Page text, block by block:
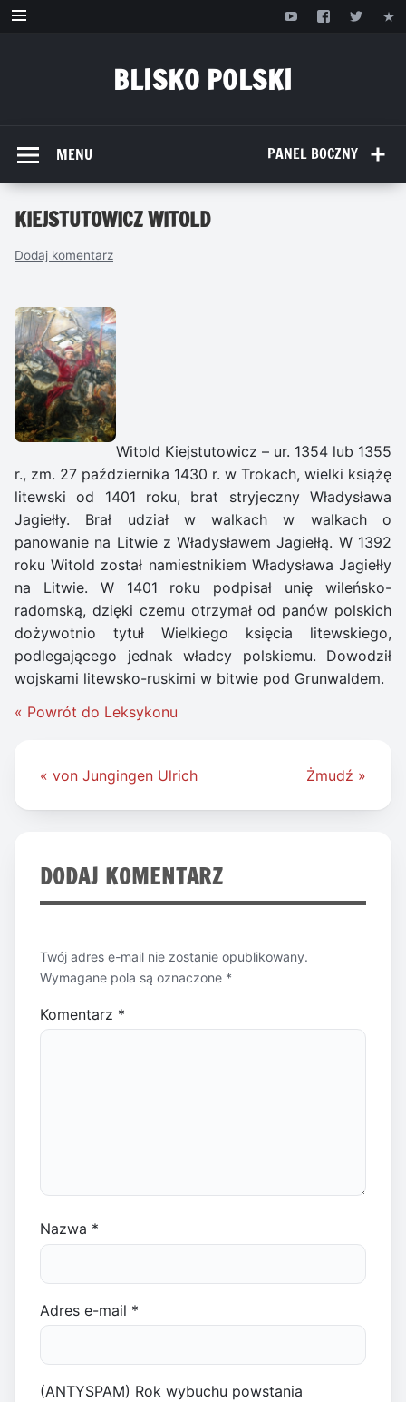
Przejdź
BLISKO POLSKI
PANEL BOCZNY
MENU
KIEJSTUTOWICZ WITOLD
Dodaj komentarz
Witold Kiejstutowicz – ur. 1354 lub 1355
r., zm. 27 października 1430 r. w Trokach, wielki książę
litewski od 1401 roku, brat stryjeczny Władysława
Jagiełły. Brał udział w walkach w walkach o
panowanie na Litwie z Władysławem Jagiełłą. W 1392
roku Witold został namiestnikiem Władysława Jagiełły
na Litwie. W 1401 roku podpisał unię wileńsko-
radomską, dzięki czemu otrzymał od panów polskich
dożywotnio tytuł Wielkiego księcia litewskiego,
podlegającego jednak władcy polskiemu. Dowodził
wojskami litewsko-ruskimi w bitwie pod Grunwaldem.
« Powrót do Leksykonu
Nawigacja
« von Jungingen Ulrich Żmudź »
DODAJ KOMENTARZ
Twój adres e-mail nie zostanie opublikowany.
Wymagane pola są oznaczone *
Komentarz *
Nazwa *
Adres e-mail *
(ANTYSPAM) Rok wybuchu powstania